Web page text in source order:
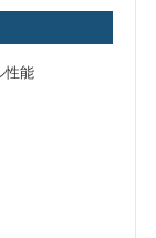
性能